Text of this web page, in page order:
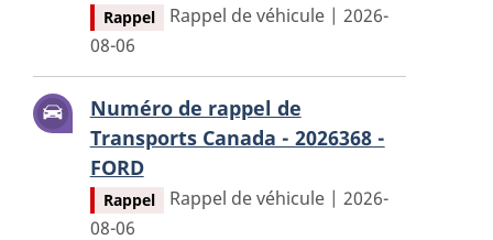
Rappel
Rappel de véhicule | 2026-
08-06
Numéro de rappel de
Transports Canada - 2026368 -
FORD
Rappel
Rappel de véhicule | 2026-
08-06